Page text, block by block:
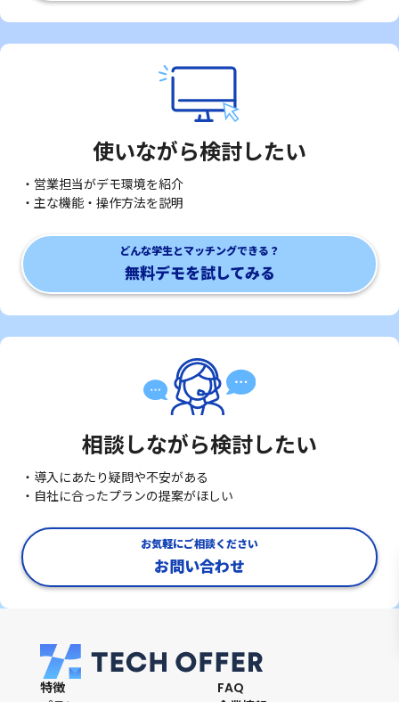
使いながら検討したい
・営業担当がデモ環境を紹介
・主な機能・操作方法を説明
どんな学生とマッチングできる？
無料デモを試してみる
相談しながら検討したい
・導入にあたり疑問や不安がある
・自社に合ったプランの提案がほしい
お気軽にご相談ください
お問い合わせ
特徴
FAQ